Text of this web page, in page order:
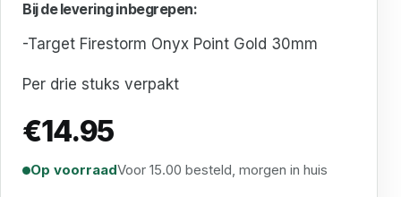
Bij de levering inbegrepen:
-Target Firestorm Onyx Point Gold 30mm
Per drie stuks verpakt
€14.95
Op voorraadVoor 15.00 besteld, morgen in huis